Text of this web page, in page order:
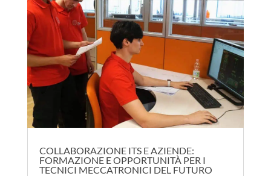
COLLABORAZIONE ITS E AZIENDE:
FORMAZIONE E OPPORTUNITÀ PER I
TECNICI MECCATRONICI DEL FUTURO